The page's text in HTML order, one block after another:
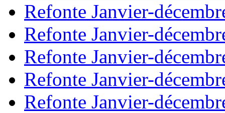
Refonte Janvier-
Refonte Janvier-
Refonte Janvier-
Refonte Janvier-
Refonte Janvier-